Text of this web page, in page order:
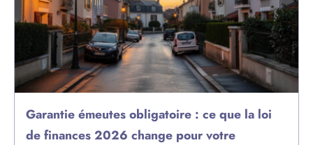
Garantie émeutes obligatoire : ce que la loi
de finances 2026 change pour votre